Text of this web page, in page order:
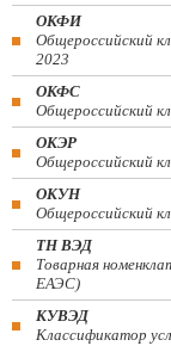
ОКФИ
Общероссийский
2023
ОКФС
Общероссийский
ОКЭР
Общероссийский
ОКУН
Общероссийский
ТН ВЭД
Товарная
ЕАЭС)
КУВЭД
Классификатор